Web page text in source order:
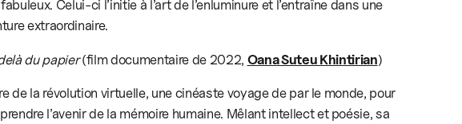
Celui-ci l’initie à l’art de l’enluminure et l’entraîne dans une
extraordinaire.
du papier(film documentaire de 2022, Oana Suteu Khintirian)
de la révolution virtuelle, une cinéaste voyage de par le monde, pour
l’avenir de la mémoire humaine. Mêlant intellect et poésie, sa